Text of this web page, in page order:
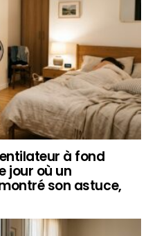
à fond
jour où un
son astuce,